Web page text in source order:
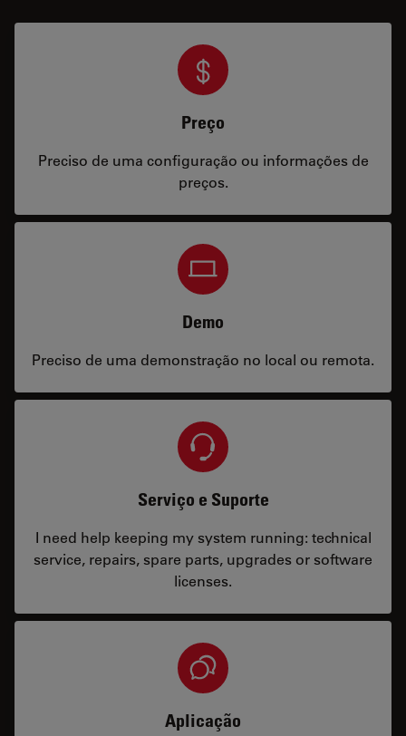
Preço
Preciso de uma configuração ou informações de
preços.
Demo
Preciso de uma demonstração no local ou remota.
Serviço e Suporte
I need help keeping my system running: technical
service, repairs, spare parts, upgrades or software
licenses.
Aplicação